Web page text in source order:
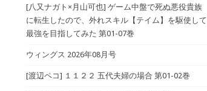
[八又ナガト×月山可也] ゲーム中盤で死ぬ悪役貴族
に転生したので、外れスキル【テイム】を駆使して
最強を目指してみた 第01-07巻
ウィングス 2026年08月号
[渡辺ペコ] １１２２ 五代夫婦の場合 第01-02巻